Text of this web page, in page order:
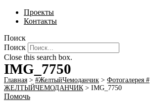
Проекты
Контакты
Поиск
Поиск
Close this search box.
IMG_7750
Главная > #ЖелтыйЧемоданчик > Фотогалерея #
ЖЕЛТЫЙЧЕМОДАНЧИК> IMG_7750
Помочь